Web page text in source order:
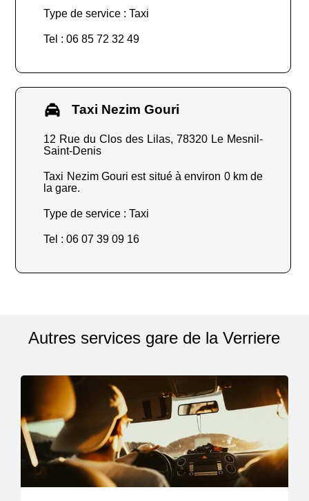
Type de service : Taxi
Tel : 06 85 72 32 49
Taxi Nezim Gouri
12 Rue du Clos des Lilas, 78320 Le Mesnil-
Saint-Denis
Taxi Nezim Gouri est situé à environ 0 km de
la gare.
Type de service : Taxi
Tel : 06 07 39 09 16
Autres services gare de la Verriere